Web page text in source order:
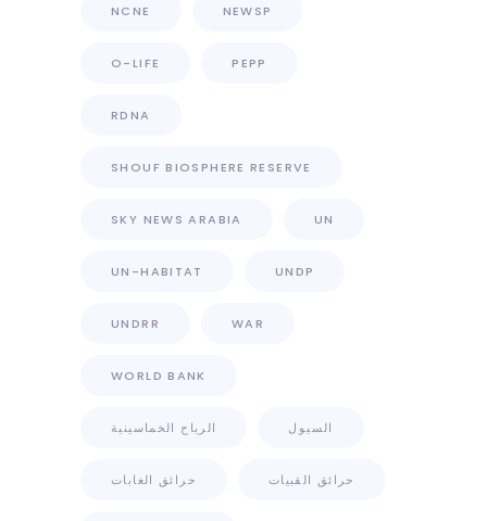
NCNE NEWSP
O-LIFE PEPP
RDNA
SHOUF BIOSPHERE RESERVE
SKY NEWS ARABIA UN
UN-HABITAT UNDP
UNDRR WAR
WORLD BANK
الرياح الخماسينية السيول
حرائق الغابات حرائق القبيات